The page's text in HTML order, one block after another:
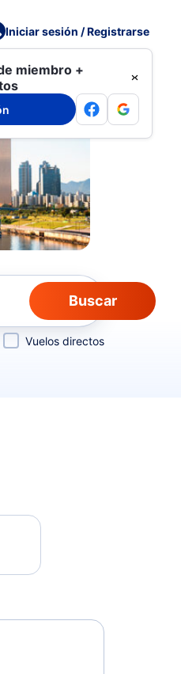
Iniciar sesión / Registrarse
miembro +
Vuelos directos